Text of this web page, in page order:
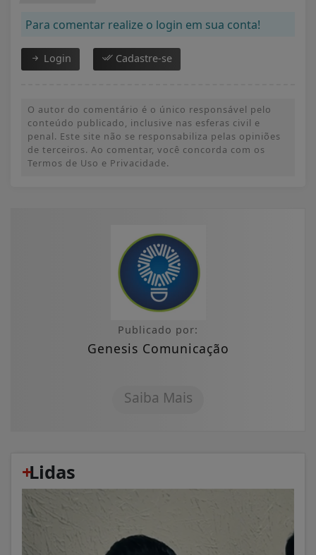
Para comentar realize o login em sua conta!
Login Cadastre-se
O autor do comentário é o único responsável pelo
conteúdo publicado, inclusive nas esferas civil e
penal. Este site não se responsabiliza pelas opiniões
de terceiros. Ao comentar, você concorda com os
Termos de Uso e Privacidade.
Publicado por:
Genesis Comunicação
Saiba Mais
+
Lidas